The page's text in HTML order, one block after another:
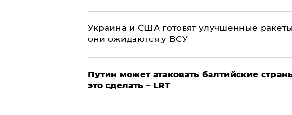
Украина и США готовят улучшенные
они ожидаются у ВСУ
Путин может атаковать балтийские
это сделать – LRT